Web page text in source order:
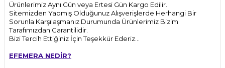
Ürünlerimiz Aynı Gün veya Ertesi Gün Kargo Edilir.
Sitemizden Yapmış Olduğunuz Alışverişlerde Herhangi Bir
Sorunla Karşılaşmanız Durumunda Ürünlerimiz Bizim
Tarafımızdan Garantilidir.
Bizi Tercih Ettiğiniz İçin Teşekkür Ederiz...
EFEMERA NEDİR?